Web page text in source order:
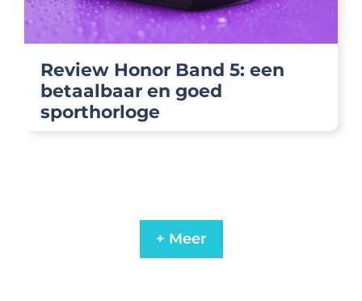
Review Honor Band 5: een
betaalbaar en goed
sporthorloge
+ Meer